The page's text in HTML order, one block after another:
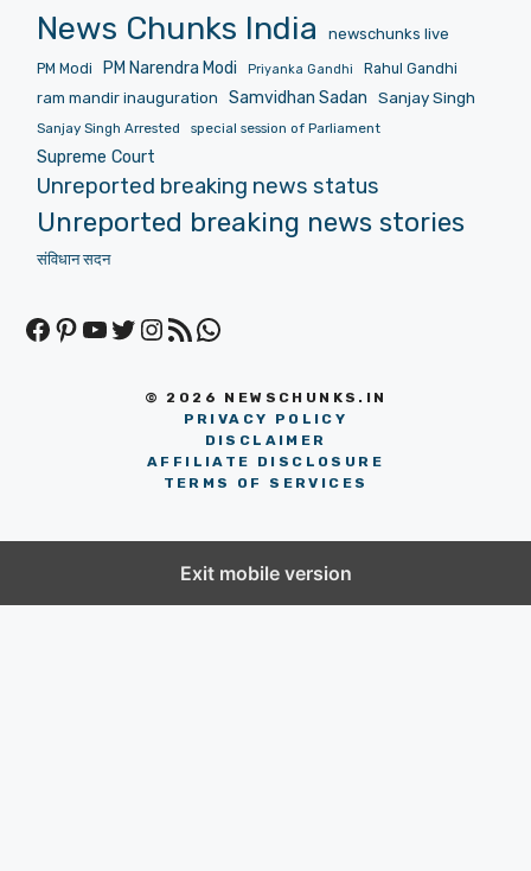
News Chunks India
newschunks live
PM Modi
PM Narendra Modi Priyanka Gandhi
Rahul Gandhi
ram mandir inauguration
Samvidhan Sadan Sanjay Singh
Sanjay Singh Arrested special session of Parliament
Supreme Court
Unreported breaking news status
Unreported breaking news stories
संविधान सदन
Facebook
Pinterest
YouTube
Twitter
Instagram
RSS FeedWhatsApp
© 2026 NEWSCHUNKS.IN
PRIVACY POLICY
DISCLAIMER
AFFILIATE DISCLOSURE
TERMS OF SERVICES
Exit mobile version